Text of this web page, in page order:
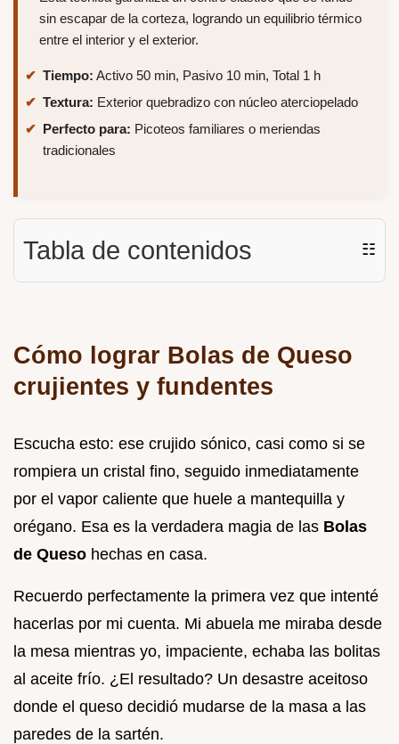
sin escapar de la corteza, logrando un equilibrio térmico
entre el interior y el exterior.
Tiempo: Activo 50 min, Pasivo 10 min, Total 1 h
Textura: Exterior quebradizo con núcleo aterciopelado
Perfecto para: Picoteos familiares o meriendas
tradicionales
Tabla de contenidos ☷
Cómo lograr Bolas de Queso
crujientes y fundentes
Escucha esto: ese crujido sónico, casi como si se
rompiera un cristal fino, seguido inmediatamente
por el vapor caliente que huele a mantequilla y
orégano. Esa es la verdadera magia de las Bolas
de Queso hechas en casa.
Recuerdo perfectamente la primera vez que intenté
hacerlas por mi cuenta. Mi abuela me miraba desde
la mesa mientras yo, impaciente, echaba las bolitas
al aceite frío. ¿El resultado? Un desastre aceitoso
donde el queso decidió mudarse de la masa a las
paredes de la sartén.